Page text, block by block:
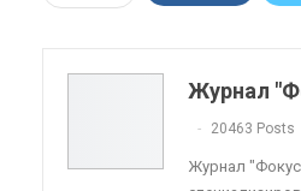
Telegram VK
Linkedin
Журнал
20463 Posts
Журнал